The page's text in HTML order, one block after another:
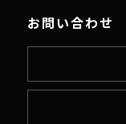
お問い合わせ